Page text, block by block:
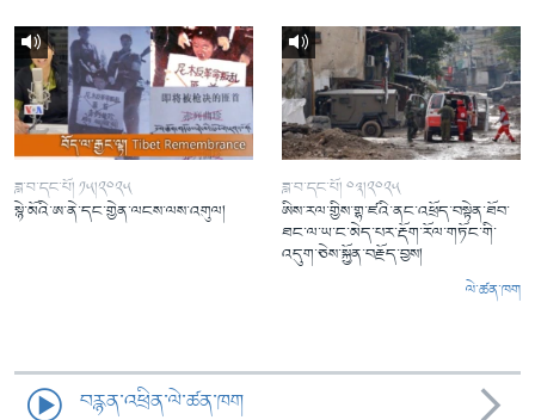
ཟླ་བ་དང་པོ། ༡༥།༢༠༢༥
སྙེ་མོའི་ཨ་ནེ་དང་གྱེན་ལངས་ལས་འགུལ།
ཟླ་བ་དང་པོ། ༠༣།༢༠༢༥
ཨིས་རལ་གྱིས་གྷ་ཛའི་ནང་འཕྲོད་བསྟེན་ཐོབ་
ཐང་ལ་ཡ་ང་མེད་པར་རྡོག་རོལ་གཏོང་གི་
འདུག་ཅེས་སྐྱོན་བརྗོད་བྱས།
ལེ་ཚན་ཁག
བརྙན་འཕྲིན་ལེ་ཚན་ཁག